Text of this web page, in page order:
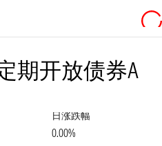
期开放债券A
日涨跌幅
0.00%